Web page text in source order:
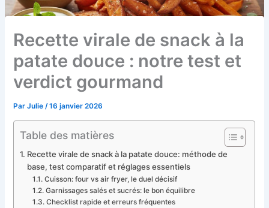
Recette virale de snack à la
patate douce : notre test et
verdict gourmand
ParJulie/16 janvier 2026
Table des matières
Recette virale de snack à la patate douce: méthode de
base, test comparatif et réglages essentiels
Cuisson: four vs air fryer, le duel décisif
Garnissages salés et sucrés: le bon équilibre
Checklist rapide et erreurs fréquentes